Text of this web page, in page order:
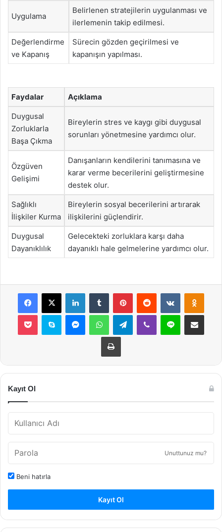
Uygulama
Belirlenen stratejilerin uygulanması ve
ilerlemenin takip edilmesi.
Değerlendirme
ve Kapanış
Sürecin gözden geçirilmesi ve
kapanışın yapılması.
Faydalar Açıklama
Duygusal
Zorluklarla
Başa Çıkma
Bireylerin stres ve kaygı gibi duygusal
sorunları yönetmesine yardımcı olur.
Özgüven
Gelişimi
Danışanların kendilerini tanımasına ve
karar verme becerilerini geliştirmesine
destek olur.
Sağlıklı
İlişkiler Kurma
Bireylerin sosyal becerilerini artırarak
ilişkilerini güçlendirir.
Duygusal
Dayanıklılık
Gelecekteki zorluklara karşı daha
dayanıklı hale gelmelerine yardımcı olur.
Facebook
X LinkedInTumblr PinterestReddit VKontakte
Pocket Skype MessengerWhatsAppTelegramViber Line E-Posta ile
Yazdır
Kayıt Ol
Unuttunuz mu?
Beni hatırla
Kayıt Ol